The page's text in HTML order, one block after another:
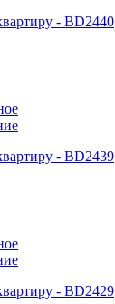
- BD2440
- BD2439
- BD2429